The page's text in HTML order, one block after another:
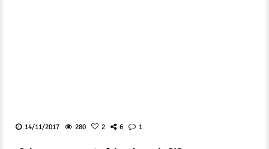
14/11/2017 280 2 6 1